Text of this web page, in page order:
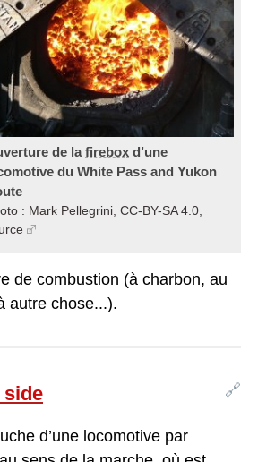
de lafirebox d’une
du White Pass and Yukon
: Mark Pellegrini, CC-BY-SA 4.0,
de combustion (à charbon, au
autre chose...).
🔗
side
d’une locomotive par